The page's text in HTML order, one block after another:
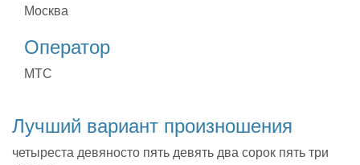
Москва
Оператор
МТС
Лучший вариант произношения
четыреста девяносто пять девять два сорок пять три